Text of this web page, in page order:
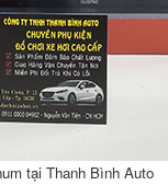
tại Thanh Bình Auto